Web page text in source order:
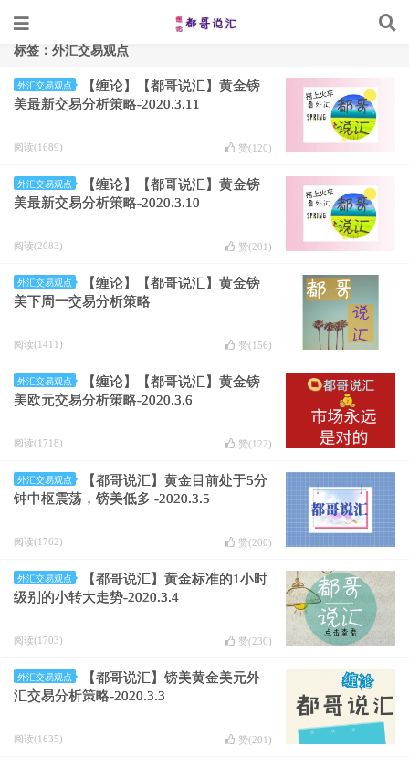
标签：外汇交易观点
外汇交易观点
【缠论】【都哥说汇】黄金镑
美最新交易分析策略-2020.3.11
阅读(1689) 赞(120)
外汇交易观点
【缠论】【都哥说汇】黄金镑
美最新交易分析策略-2020.3.10
阅读(2083) 赞(201 )
外汇交易观点
【缠论】【都哥说汇】黄金镑
美下周一交易分析策略
阅读(1411) 赞(156)
外汇交易观点
【缠论】【都哥说汇】黄金镑
美欧元交易分析策略-2020.3.6
阅读(1718) 赞(122)
外汇交易观点
【都哥说汇】黄金目前处于5分
钟中枢震荡，镑美低多 -2020.3.5
阅读(1762) 赞(200)
外汇交易观点
【都哥说汇】黄金标准的1小时
级别的小转大走势-2020.3.4
阅读(1703) 赞(230)
外汇交易观点
【都哥说汇】镑美黄金美元外
汇交易分析策略-2020.3.3
阅读(1635) 赞(201 )